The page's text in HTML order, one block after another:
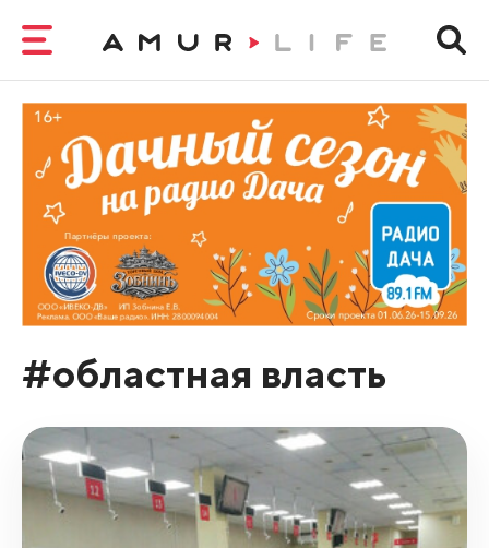
#областная власть